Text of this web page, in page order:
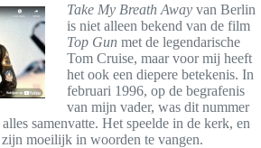
Take My Breath Awayvan Berlin
is niet alleen bekend van de film
Top Gunmet de legendarische
Tom Cruise, maar voor mij heeft
het ook een diepere betekenis. In
februari 1996, op de begrafenis
van mijn vader, was dit nummer
samenvatte. Het speelde in de kerk, en
moeilijk in woorden te vangen.